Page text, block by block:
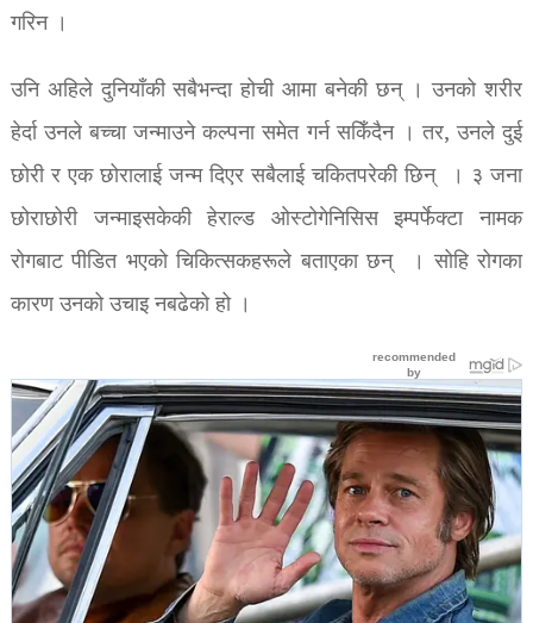
गरिन ।
उनि अहिले दुनियाँकी सबैभन्दा होची आमा बनेकी छन् । उनको शरीर
हेर्दा उनले बच्चा जन्माउने कल्पना समेत गर्न सकिँदैन । तर, उनले दुई
छोरी र एक छोरालाई जन्म दिएर सबैलाई चकितपरेकी छिन् । ३ जना
छोराछोरी जन्माइसकेकी हेराल्ड ओस्टोगेनिसिस इम्पर्फेक्टा नामक
रोगबाट पीडित भएको चिकित्सकहरूले बताएका छन् । सोहि रोगका
कारण उनको उचाइ नबढेको हो ।